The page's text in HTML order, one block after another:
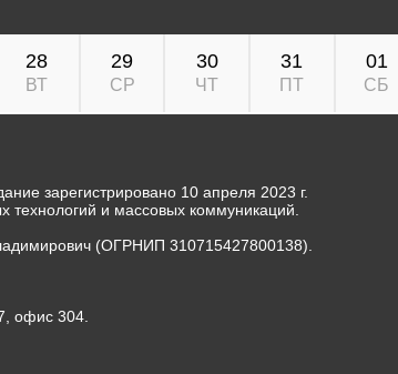
28
ВТ
29
СР
30
ЧТ
31
ПТ
01
СБ
зарегистрировано 10 апреля 2023 г.
и массовых коммуникаций.
(ОГРНИП 310715427800138).
офис 304.